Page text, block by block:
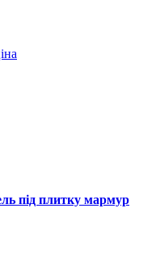
під плитку мармур